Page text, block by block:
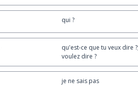
qui ?
qu'est-ce que tu veux dire
voulez dire ?
je ne sais pas